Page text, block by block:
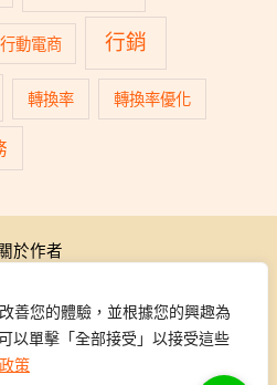
善您的體驗，並根據您的興趣為
以單擊「全部接受」以接受這些
策
行動電商 行銷
轉換率 轉換率優化
關於作者
銷學院
程報名
員專區